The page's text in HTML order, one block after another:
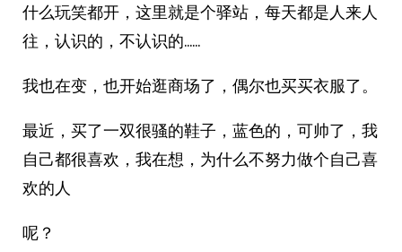
什么玩笑都开，这里就是个驿站，每天都是人来人
往，认识的，不认识的……
我也在变，也开始逛商场了，偶尔也买买衣服了。
最近，买了一双很骚的鞋子，蓝色的，可帅了，我
自己都很喜欢，我在想，为什么不努力做个自己喜
欢的人
呢？